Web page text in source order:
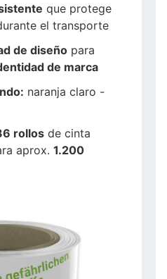
que protege
el transporte
de diseño para
de marca
naranja claro -
rollos de cinta
aprox. 1.200